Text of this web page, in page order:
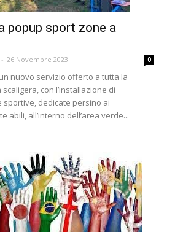
popup sport zone a
- 26 Novembre 2023 0
nuovo servizio offerto a tutta la
con l’installazione di
sportive, dedicate persino ai
abili, all’interno dell’area verde...